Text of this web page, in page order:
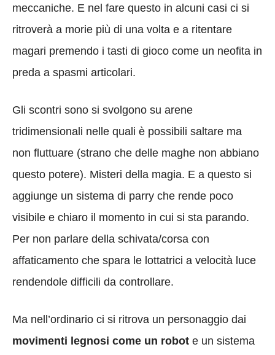
meccaniche. E nel fare questo in alcuni casi ci si
ritroverà a morie più di una volta e a ritentare
magari premendo i tasti di gioco come un neofita in
preda a spasmi articolari.
Gli scontri sono si svolgono su arene
tridimensionali nelle quali è possibili saltare ma
non fluttuare (strano che delle maghe non abbiano
questo potere). Misteri della magia. E a questo si
aggiunge un sistema di parry che rende poco
visibile e chiaro il momento in cui si sta parando.
Per non parlare della schivata/corsa con
affaticamento che spara le lottatrici a velocità luce
rendendole difficili da controllare.
Ma nell’ordinario ci si ritrova un personaggio dai
movimenti legnosi come un robot e un sistema